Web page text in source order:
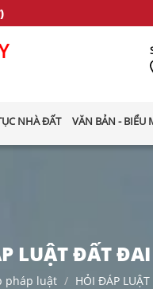
NHÀ ĐẤT VĂN BẢN - BIỂU
LUẬT ĐẤT ĐAI
pháp luật HỎI ĐÁP